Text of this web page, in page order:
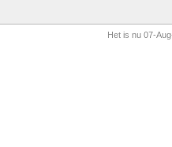
Het is nu 07-